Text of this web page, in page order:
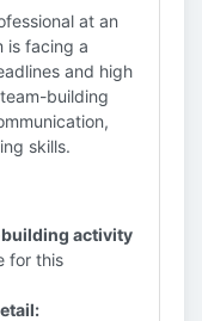
at an
is facing a
and high
building
skills.
activity
for this